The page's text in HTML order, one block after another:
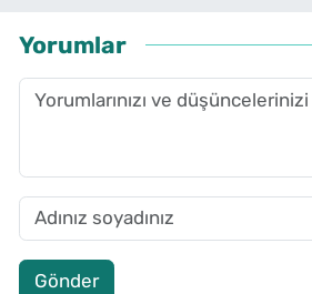
Yorumlar
Gönder